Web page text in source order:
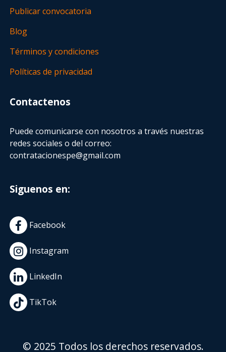
Publicar convocatoria
Blog
Términos y condiciones
Políticas de privacidad
Contactenos
Puede comunicarse con nosotros a través nuestras
redes sociales o del correo:
contratacionespe@gmail.com
Siguenos en:
Facebook
Instagram
LinkedIn
TikTok
© 2025 Todos los derechos reservados.